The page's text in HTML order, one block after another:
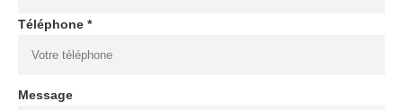
Téléphone *
Message